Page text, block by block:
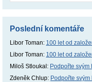
Poslední komentáře
Libor Toman: 100 let od
Libor Toman: 100 let od
Miloš Stloukal : Podpořte
Zdeněk Chlup: Podpořte